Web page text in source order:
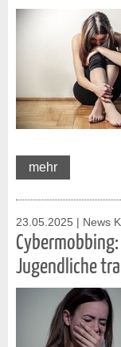
mehr
23.05.2025 | News
Jugendliche